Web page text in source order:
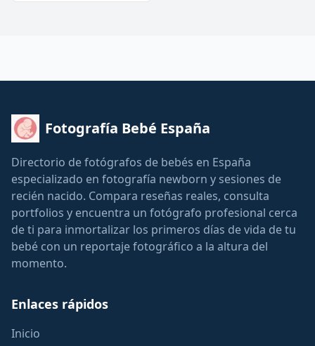
Fotografía Bebé España
Directorio de fotógrafos de bebés en España
especializado en fotografía newborn y sesiones de
recién nacido. Compara reseñas reales, consulta
portfolios y encuentra un fotógrafo profesional cerca
de ti para inmortalizar los primeros días de vida de tu
bebé con un reportaje fotográfico a la altura del
momento.
Enlaces rápidos
Inicio